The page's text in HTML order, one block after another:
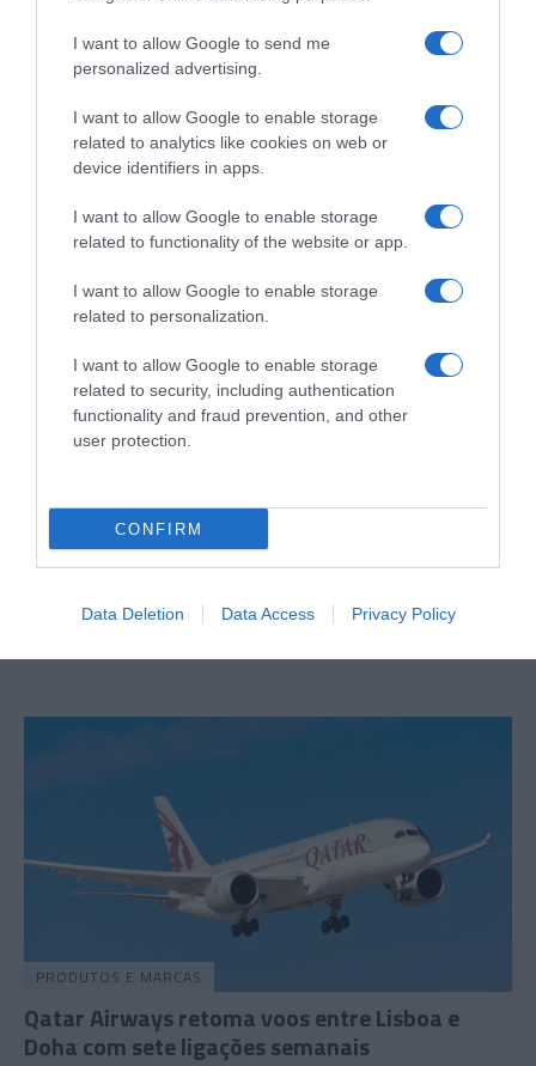
I want to allow Google to send me
personalized advertising.
I want to allow Google to enable storage
related to analytics like cookies on web or
device identifiers in apps.
I want to allow Google to enable storage
related to functionality of the website or app.
I want to allow Google to enable storage
related to personalization.
I want to allow Google to enable storage
related to security, including authentication
functionality and fraud prevention, and other
user protection.
CONFIRM
Data Deletion Data Access Privacy Policy
"House of the Dragon" regressa mais
sangrenta e sem ninguém a salvo, diz criador
Musicology junta Hernandez e Natacha Glizz no
Marginal
PRODUTOS E MARCAS
Qatar Airways retoma voos entre Lisboa e
Doha com sete ligações semanais